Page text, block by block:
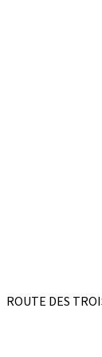
ROUTE DES